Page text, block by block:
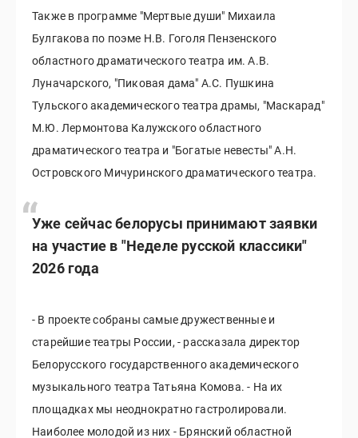
Также в программе "Мертвые души" Михаила
Булгакова по поэме Н.В. Гоголя Пензенского
областного драматического театра им. А.В.
Луначарского, "Пиковая дама" А.С. Пушкина
Тульского академического театра драмы, "Маскарад"
М.Ю. Лермонтова Калужского областного
драматического театра и "Богатые невесты" А.Н.
Островского Мичуринского драматического театра.
Уже сейчас белорусы принимают заявки
на участие в "Неделе русской классики"
2026 года
- В проекте собраны самые дружественные и
старейшие театры России, - рассказала директор
Белорусского государственного академического
музыкального театра Татьяна Комова. - На их
площадках мы неоднократно гастролировали.
Наиболее молодой из них - Брянский областной